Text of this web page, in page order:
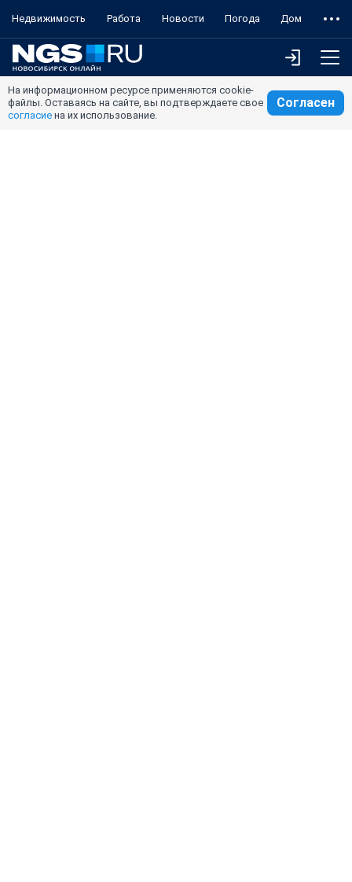
Недвижимость Работа Новости Погода Дом
На информационном ресурсе применяются cookie-
файлы. Оставаясь на сайте, вы подтверждаете свое
согласие на их использование.
Согласен